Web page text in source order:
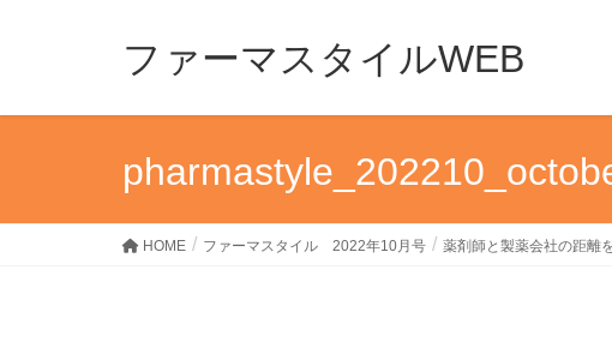
ファーマスタイルWEB
HOME ファーマスタイル 2022年10月号 薬剤師と製薬会社の距離